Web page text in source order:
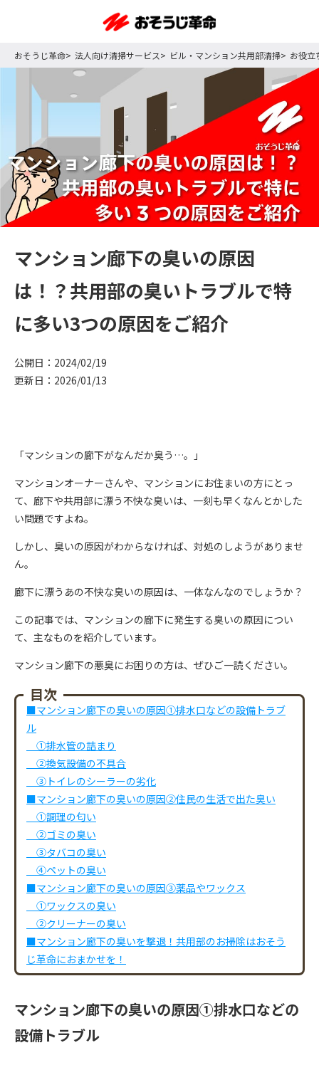
おそうじ革命 法人向け清掃サービス ビル・マンション共用部清掃 お役立
マンション廊下の臭いの原因
は！？共用部の臭いトラブルで特
に多い3つの原因をご紹介
公開日：2024/02/19
更新日：2026/01/13
「マンションの廊下がなんだか臭う…。」
マンションオーナーさんや、マンションにお住まいの方にとっ
て、廊下や共用部に漂う不快な臭いは、一刻も早くなんとかした
い問題ですよね。
しかし、臭いの原因がわからなければ、対処のしようがありませ
ん。
廊下に漂うあの不快な臭いの原因は、一体なんなのでしょうか？
この記事では、マンションの廊下に発生する臭いの原因につい
て、主なものを紹介しています。
マンション廊下の悪臭にお困りの方は、ぜひご一読ください。
目次
■マンション廊下の臭いの原因①排水口などの設備トラブ
ル
①排水管の詰まり
②換気設備の不具合
③トイレのシーラーの劣化
■マンション廊下の臭いの原因②住民の生活で出た臭い
①調理の匂い
②ゴミの臭い
③タバコの臭い
④ペットの臭い
■マンション廊下の臭いの原因③薬品やワックス
①ワックスの臭い
②クリーナーの臭い
■マンション廊下の臭いを撃退！共用部のお掃除はおそう
じ革命におまかせを！
マンション廊下の臭いの原因①排水口などの
設備トラブル